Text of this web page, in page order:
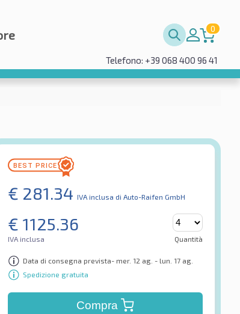
0
Telefono: +39 068 400 96 41
€ 281.34 IVA inclusa di Auto-Raifen GmbH
€ 1125.36
IVA inclusa Quantità
Data di consegna prevista- mer. 12 ag. - lun. 17 ag.
Spedizione gratuita
Compra